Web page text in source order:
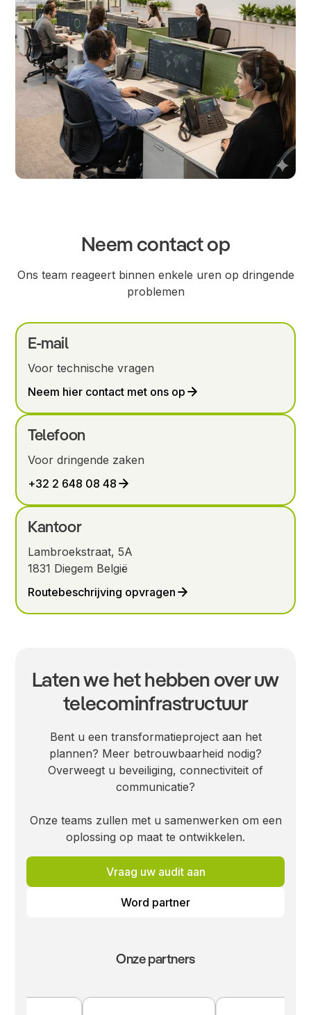
Neem contact op
Ons team reageert binnen enkele uren op dringende
problemen
E-mail
Voor technische vragen
Neem hier contact met ons op
Telefoon
Voor dringende zaken
+32 2 648 08 48
Kantoor
Lambroekstraat, 5A
1831 Diegem België
Routebeschrijving opvragen
Laten we het hebben over uw
telecominfrastructuur
Bent u een transformatieproject aan het
plannen? Meer betrouwbaarheid nodig?
Overweegt u beveiliging, connectiviteit of
communicatie?
Onze teams zullen met u samenwerken om een
oplossing op maat te ontwikkelen.
Vraag uw audit aan
Word partner
Onze partners